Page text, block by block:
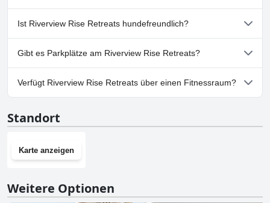
Nein, ein Spa ist im Riverview Rise Retreats nicht vorhanden.
Ist Riverview Rise Retreats hundefreundlich?
Nein, Riverview Rise Retreats erlaubt keine Hunde.
Gibt es Parkplätze am Riverview Rise Retreats?
Ja, Parkmöglichkeiten sind im Riverview Rise Retreats vorhanden.
Verfügt Riverview Rise Retreats über einen Fitnessraum?
Standort
Karte anzeigen
Weitere Optionen